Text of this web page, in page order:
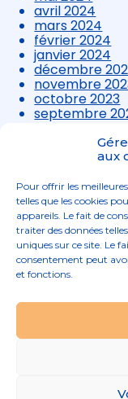
aux
Pour offrir les
telles que les cookies
appareils. Le fait de
traiter des données
uniques sur ce site. Le
consentement peut
et fonctions.
avril 2024
mars 2024
février 2024
janvier 2024
décembre
novembre
octobre 2023
septembre
août 2023
juillet 2023
avril 2023
mars 2023
02